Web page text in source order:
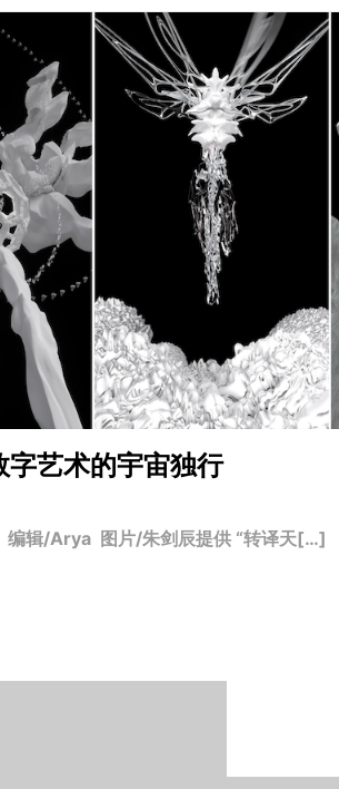
字艺术的宇宙独行
编辑/Arya 图片/朱剑辰提供 “转译天[…]